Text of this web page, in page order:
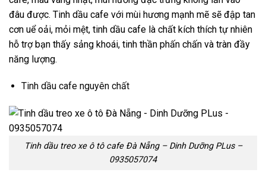
đâu được. Tinh dầu cafe với mùi hương mạnh mẽ sẽ đập tan
cơn uể oải, mỏi mệt, tinh dầu cafe là chất kích thích tự nhiên
hỗ trợ bạn thấy sảng khoái, tinh thần phấn chấn và tràn đầy
năng lượng.
Tinh dầu cafe nguyên chất
Tinh dầu treo xe ô tô cafe Đà Nẵng – Dinh Dưỡng PLus –
0935057074